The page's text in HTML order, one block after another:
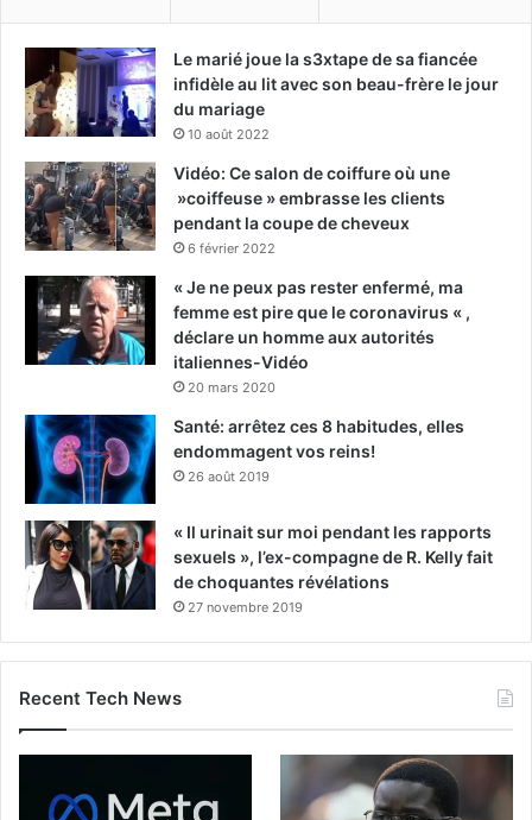
Le marié joue la s3xtape de sa fiancée
infidèle au lit avec son beau-frère le jour
du mariage
10 août 2022
Vidéo: Ce salon de coiffure où une
»coiffeuse » embrasse les clients
pendant la coupe de cheveux
6 février 2022
« Je ne peux pas rester enfermé, ma
femme est pire que le coronavirus « ,
déclare un homme aux autorités
italiennes-Vidéo
20 mars 2020
Santé: arrêtez ces 8 habitudes, elles
endommagent vos reins!
26 août 2019
« Il urinait sur moi pendant les rapports
sexuels », l’ex-compagne de R. Kelly fait
de choquantes révélations
27 novembre 2019
Recent Tech News